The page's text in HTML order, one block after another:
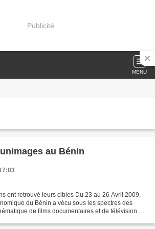
Publicité
MENU
au Bénin
ont retrouvé leurs cibles Du 23 au 26 Avril 2009,
du Bénin a vécu sous les spectres des
de films documentaires et de télévision du